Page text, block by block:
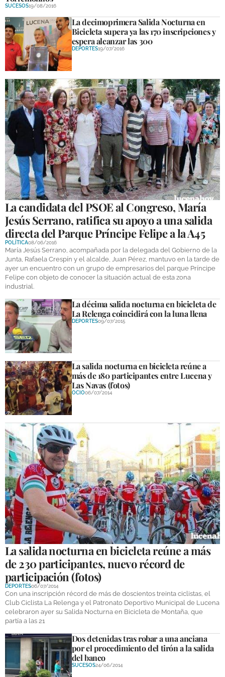
GALERÍAS
SUCESOS19/08/2016
La decimoprimera Salida Nocturna en
Bicicleta supera ya las 170 inscripciones y
espera alcanzar las 300
DEPORTES19/07/2016
La candidata del PSOE al Congreso, María
Jesús Serrano, ratifica su apoyo a una salida
directa del Parque Príncipe Felipe a la A45
POLÍTICA08/06/2016
María Jesús Serrano, acompañada por la delegada del Gobierno de la
Junta, Rafaela Crespín y el alcalde, Juan Pérez, mantuvo en la tarde de
ayer un encuentro con un grupo de empresarios del parque Príncipe
Felipe con objeto de conocer la situación actual de esta zona
industrial.
La décima salida nocturna en bicicleta de
La Relenga coincidirá con la luna llena
DEPORTES09/07/2015
La salida nocturna en bicicleta reúne a
más de 180 participantes entre Lucena y
Las Navas (fotos)
OCIO06/07/2014
La salida nocturna en bicicleta reúne a más
de 230 participantes, nuevo récord de
participación (fotos)
DEPORTES06/07/2014
Con una inscripción récord de más de doscientos treinta ciclistas, el
Club Ciclista La Relenga y el Patronato Deportivo Municipal de Lucena
celebraron ayer su Salida Nocturna en Bicicleta de Montaña, que
partía a las 21
Dos detenidas tras robar a una anciana
por el procedimiento del tirón a la salida
del banco
SUCESOS24/06/2014